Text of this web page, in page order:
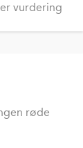
vurdering
røde